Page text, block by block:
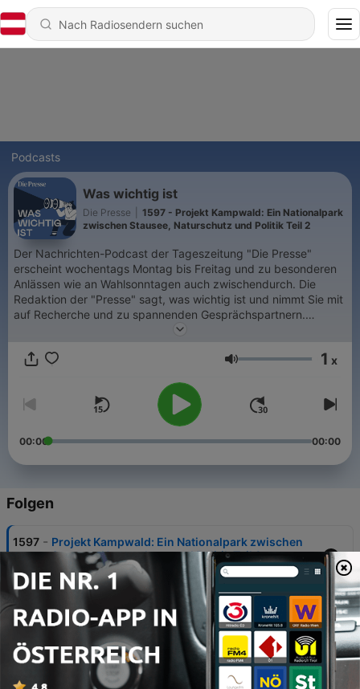
Podcasts
Was wichtig ist
Die Presse
1597 - Projekt Kampwald: Ein Nationalpark
zwischen Stausee, Naturschutz und Politik Teil 2
Der Nachrichten-Podcast der Tageszeitung "Die Presse"
erscheint wochentags Montag bis Freitag und zu besonderen
Anlässen wie an Wahlsonntagen auch zwischendurch. Die
Redaktion der "Presse" sagt, was wichtig ist und nimmt Sie mit
auf Recherche und zu spannenden Gesprächspartnern.
Gastgeber sind Anna Wallner, Christine Mayrhofer, Sissy Rabl
www.audio-funnel.com. Grafik: Adobe StockLautstärke 1 x
00:00 00:00
Folgen
1597 - Projekt Kampwald: Ein Nationalpark zwischen
Stausee, Naturschutz und Politik Teil 2
07 Aug. 2026
Projekt Kampwald: Ein Nationalpark zwischen
Stausee, Naturschutz und Politik Teil 1
1595 - Was macht die Dürre mit den heimischen
Feldern?